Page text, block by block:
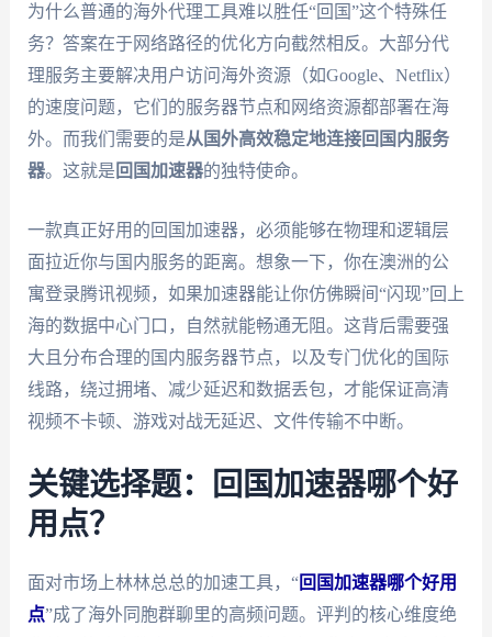
为什么普通的海外代理工具难以胜任“回国”这个特殊任
务？答案在于网络路径的优化方向截然相反。大部分代
理服务主要解决用户访问海外资源（如Google、Netflix）
的速度问题，它们的服务器节点和网络资源都部署在海
外。而我们需要的是从国外高效稳定地连接回国内服务
器。这就是 回国加速器的独特使命。
一款真正好用的回国加速器，必须能够在物理和逻辑层
面拉近你与国内服务的距离。想象一下，你在澳洲的公
寓登录腾讯视频，如果加速器能让你仿佛瞬间“闪现”回上
海的数据中心门口，自然就能畅通无阻。这背后需要强
大且分布合理的国内服务器节点，以及专门优化的国际
线路，绕过拥堵、减少延迟和数据丢包，才能保证高清
视频不卡顿、游戏对战无延迟、文件传输不中断。
关键选择题：回国加速器哪个好
用点？
面对市场上林林总总的加速工具，“回国加速器哪个好用
点”成了海外同胞群聊里的高频问题。评判的核心维度绝